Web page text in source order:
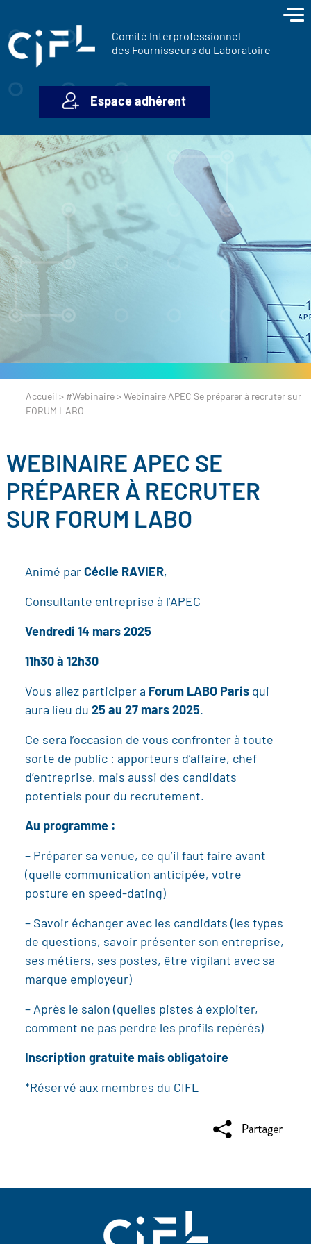
Comité Interprofessionnel
des Fournisseurs du Laboratoire
Espace adhérent
Accueil > #Webinaire > Webinaire APEC Se préparer à recruter sur
FORUM LABO
WEBINAIRE APEC SE
PRÉPARER À RECRUTER
SUR FORUM LABO
Animé par Cécile RAVIER,
Consultante entreprise à l’APEC
Vendredi 14 mars 2025
11h30 à 12h30
Vous allez participer a Forum LABO Paris qui
aura lieu du 25 au 27 mars 2025.
Ce sera l’occasion de vous confronter à toute
sorte de public : apporteurs d’affaire, chef
d’entreprise, mais aussi des candidats
potentiels pour du recrutement.
Au programme :
– Préparer sa venue, ce qu’il faut faire avant
(quelle communication anticipée, votre
posture en speed-dating)
– Savoir échanger avec les candidats (les types
de questions, savoir présenter son entreprise,
ses métiers, ses postes, être vigilant avec sa
marque employeur)
– Après le salon (quelles pistes à exploiter,
comment ne pas perdre les profils repérés)
Inscription gratuite mais obligatoire
*Réservé aux membres du CIFL